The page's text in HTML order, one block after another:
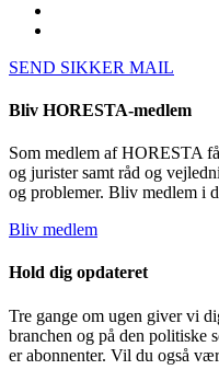
SEND SIKKER MAIL
Bliv HORESTA-medlem
Som medlem af HORESTA
og jurister samt råd og
og problemer. Bliv medlem i
Bliv medlem
Hold dig opdateret
Tre gange om ugen giver vi
branchen og på den politiske
er abonnenter. Vil du også